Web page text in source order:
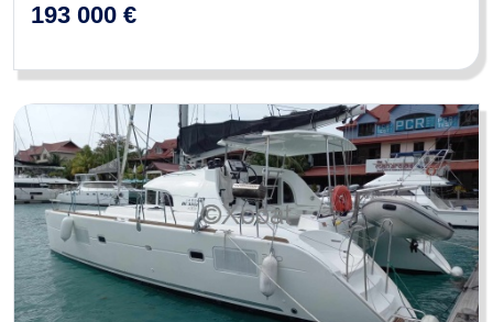
193 000 €